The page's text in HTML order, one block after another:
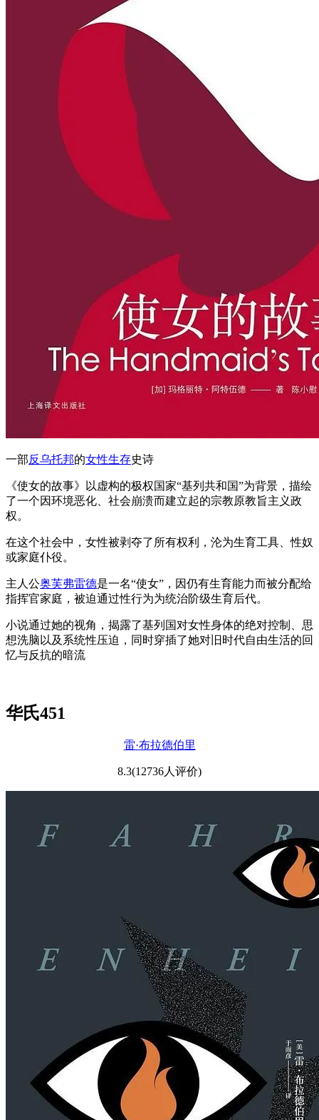
一部反乌托邦的女性生存史诗
《使女的故事》以虚构的极权国家“基列共和国”为背景，描绘
了一个因环境恶化、社会崩溃而建立起的宗教原教旨主义政
权。
在这个社会中，女性被剥夺了所有权利，沦为生育工具、性奴
或家庭仆役。
主人公奥芙弗雷德是一名“使女”，因仍有生育能力而被分配给
指挥官家庭，被迫通过性行为为统治阶级生育后代。
小说通过她的视角，揭露了基列国对女性身体的绝对控制、思
想洗脑以及系统性压迫，同时穿插了她对旧时代自由生活的回
忆与反抗的暗流
华氏451
雷·布拉德伯里
8.3(12736人评价)